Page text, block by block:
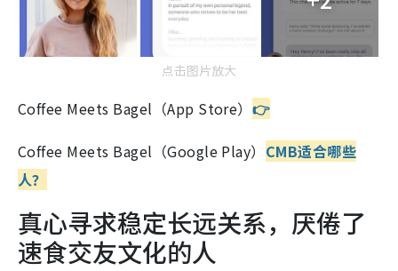
点击图片放大
Coffee Meets Bagel（App Store） 👉
Coffee Meets Bagel（Google Play） CMB适合哪些
人？
真心寻求稳定长远关系，厌倦了
速食交友文化的人